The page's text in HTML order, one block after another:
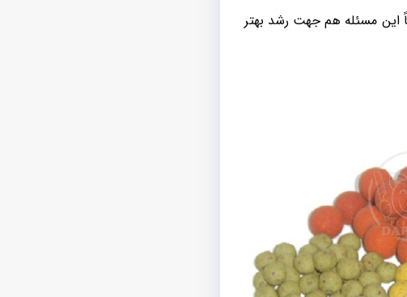
این مسئله هم جهت رشد بهتر